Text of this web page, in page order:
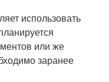
использовать
или же
заранее